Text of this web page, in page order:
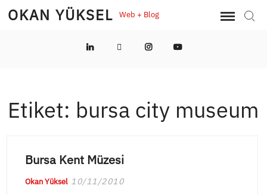
SkipOKAN YÜKSEL Web + Blog
LinkedInTwitterInstagramYouTube
Etiket: bursa city museum
Bursa Kent Müzesi
Okan Yüksel 10/11/2010